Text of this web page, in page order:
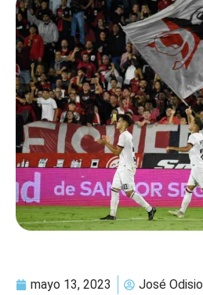
mayo 13, 2023 José Odisio